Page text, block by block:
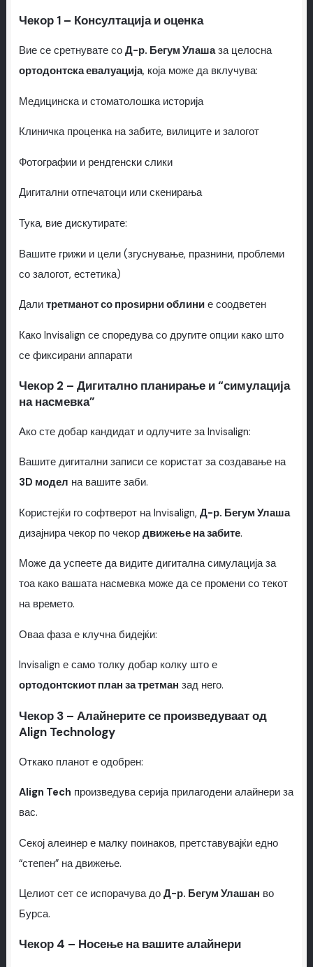
Чекор 1 – Консултација и оценка
Вие се сретнувате со Д-р. Бегум Улашаза целосна
ортодонтска евалуација, која може да вклучува:
Медицинска и стоматолошка историја
Клиничка проценка на забите, вилиците и залогот
Фотографии и рендгенски слики
Дигитални отпечатоци или скенирања
Тука, вие дискутирате:
Вашите грижи и цели (згуснување, празнини, проблеми
со залогот, естетика)
Дали третманот со проѕирни облиние соодветен
Како Invisalign се споредува со другите опции како што
се фиксирани аппарати
Чекор 2 – Дигитално планирање и “симулација
на насмевка”
Ако сте добар кандидат и одлучите за Invisalign:
Вашите дигитални записи се користат за создавање на
3D модел на вашите заби.
Користејќи го софтверот на Invisalign, Д-р. Бегум Улаша
дизајнира чекор по чекор движење на забите.
Може да успеете да видите дигитална симулација за
тоа како вашата насмевка може да се промени со текот
на времето.
Оваа фаза е клучна бидејќи:
Invisalign е само толку добар колку што е
ортодонтскиот план за третман зад него.
Чекор 3 – Алайнерите се произведуваат од
Align Technology
Откако планот е одобрен:
Align Tech произведува серија прилагодени алайнери за
вас.
Секој алеинер е малку поинаков, претставувајќи едно
“степен” на движење.
Целиот сет се испорачува до Д-р. Бегум Улашан во
Бурса.
Чекор 4 – Носење на вашите алайнери